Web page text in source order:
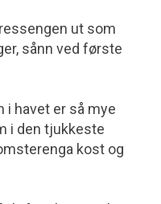
ut som
sånn ved første
i havet er så mye
i den tjukkeste
kost og